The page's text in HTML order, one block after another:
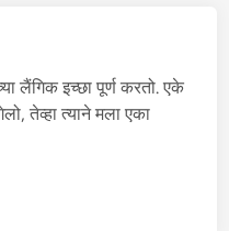
लैंगिक इच्छा पूर्ण करतो. एके
तेव्हा त्याने मला एका